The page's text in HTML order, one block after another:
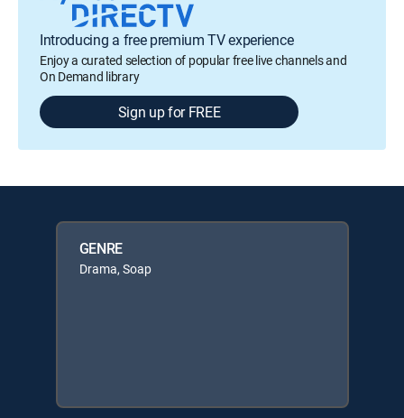
Introducing a free premium TV experience
Enjoy a curated selection of popular free live channels and
On Demand library
Sign up for FREE
GENRE
Drama, Soap